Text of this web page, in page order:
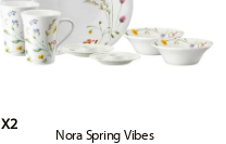
X2
Nora Spring Vibes